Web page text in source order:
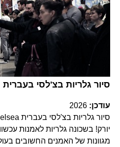
סיור גלריות בצ'לסי בעברית
עודכן: 2026
יורק! בשכונה גלריות לאמנות
מגוונות של האמנים החשובים